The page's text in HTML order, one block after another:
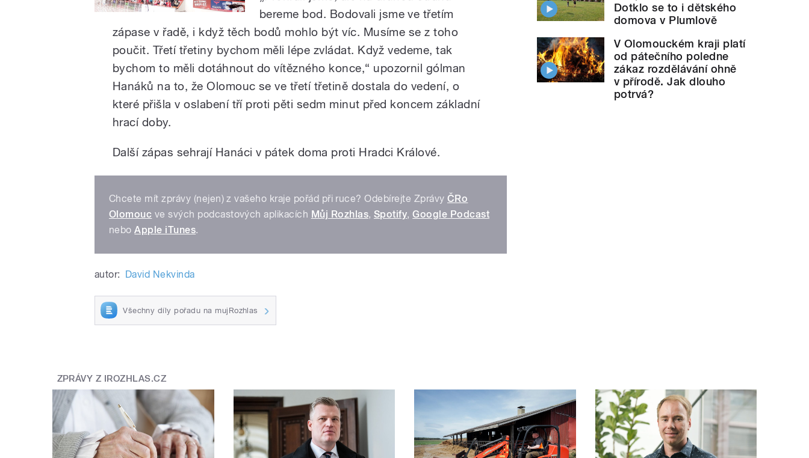
bereme bod. Bodovali jsme ve třetím
zápase v řadě, i když těch bodů mohlo být víc. Musíme se z toho
poučit. Třetí třetiny bychom měli lépe zvládat. Když vedeme, tak
bychom to měli dotáhnout do vítězného konce,“ upozornil gólman
Hanáků na to, že Olomouc se ve třetí třetině dostala do vedení, o
které přišla v oslabení tří proti pěti sedm minut před koncem základní
hrací doby.
Další zápas sehrají Hanáci v pátek doma proti Hradci Králové.
Chcete mít zprávy (nejen) z vašeho kraje pořád při ruce? Odebírejte Zprávy ČRo
Olomouc ve svých podcastových aplikacích Můj Rozhlas, Spotify,Google Podcast
neboApple iTunes.
autor: David Nekvinda
Všechny díly pořadu na mujRozhlas
Dotklo se to i dětského
domova v Plumlově
V Olomouckém kraji platí
od pátečního poledne
zákaz rozdělávání ohně
v přírodě. Jak dlouho
potrvá?
ZPRÁVY Z IROZHLAS.CZ